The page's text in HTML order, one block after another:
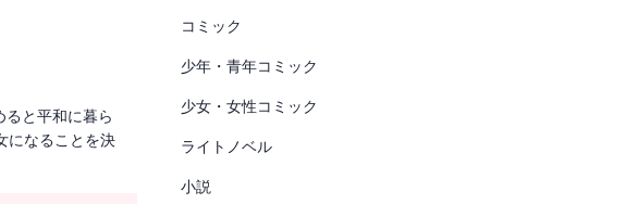
と平和に暮ら
になることを決
コミック
少年・青年コミック
少女・女性コミック
ライトノベル
小説